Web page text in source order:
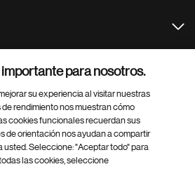
para nosotros.
su experiencia al visitar nuestras
rendimiento nos muestran cómo
cookies funcionales recuerdan sus
de orientación nos ayudan a compartir
Seleccione: "Aceptar todo" para
las cookies, seleccione